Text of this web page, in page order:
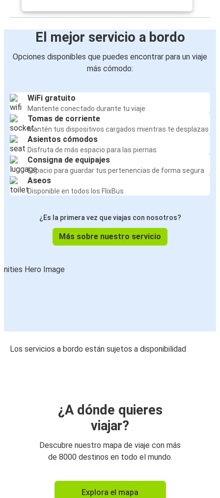
El mejor servicio a bordo
Opciones disponibles que puedes encontrar para un viaje
más cómodo:
WiFi gratuito
Mantente conectado durante tu viaje
Tomas de corriente
Mantén tus dispositivos cargados mientras te desplazas
Asientos cómodos
Disfruta de más espacio para las piernas
Consigna de equipajes
Espacio para guardar tus pertenencias de forma segura
Aseos
Disponible en todos los FlixBus
¿Es la primera vez que viajas con nosotros?
Más sobre nuestro servicio
Los servicios a bordo están sujetos a disponibilidad
¿A dónde quieres
viajar?
Descubre nuestro mapa de viaje con más
de 8000 destinos en todo el mundo.
Explora el mapa